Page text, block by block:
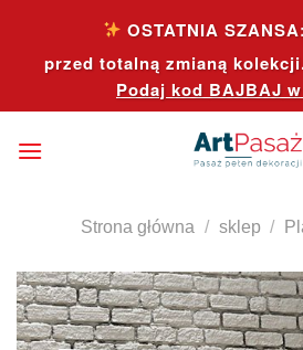
content
OSTATNIA
przed totalną zmianą
Podaj kod BAJBAJ
Strona główna / sklep /